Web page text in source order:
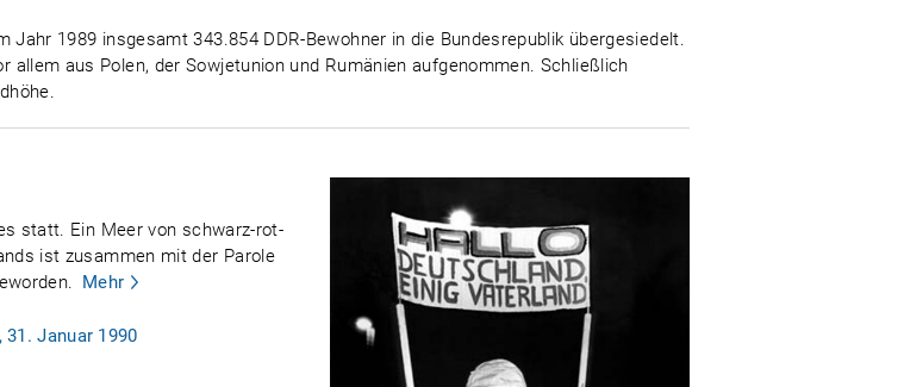
1989 insgesamt 343.854 DDR-Bewohner in die Bundesrepublik übergesiedelt.
aus Polen, der Sowjetunion und Rumänien aufgenommen. Schließlich
statt. Ein Meer von schwarz-rot-
ist zusammen mit der Parole
Mehr
Januar 1990